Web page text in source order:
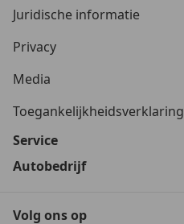
Juridische informatie
Privacy
Media
Toegankelijkheidsverklaring
Service
Autobedrijf
Volg ons op